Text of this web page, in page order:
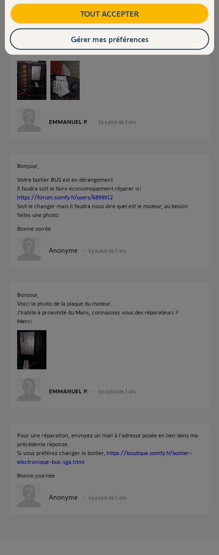
Voici les photos demandées. Depuis plusieurs jours, je n'ai plus aucun
voyant d'allumé et aucune réaction du moteur. J'ai bien 230V à l'arrivée
Merci d'avance pour votre aide.
Cordialement
EMMANUEL P. il y a plus de 3 ans
Bonjour,
Votre boitier BUS est en dérangement.
Il faudra soit le faire économiquement réparer ici
https://forum.somfy.fr/users/6899912
Soit le changer mais il faudra nous dire quel est le moteur, au besoin
faites une photo.
Bonne soirée
Anonyme il y a plus de 3 ans
Bonjour,
Voici la photo de la plaque du moteur.
J'habite à proximité du Mans, connaissez vous des réparateurs ?
Merci
EMMANUEL P. il y a plus de 3 ans
Pour une réparation, envoyez un mail à l'adresse posée en lien dans ma
précédente réponse.
Si vous préférez changer le boitier, https://boutique.somfy.fr/boitier-
electronique-bus-sga.html
Bonne journée
Anonyme il y a plus de 3 ans
TOUT ACCEPTER
Gérer mes préférences